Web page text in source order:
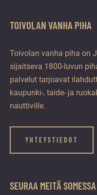
TOIVOLAN VANHA PIHA
Toivolan vanha piha on
sijaitseva 1800-luvun
palvelut tarjoavat
kaupunki-, taide- ja
nauttiville.
YHTEYSTIEDOT
SEURAA MEITÄ SOMESSA